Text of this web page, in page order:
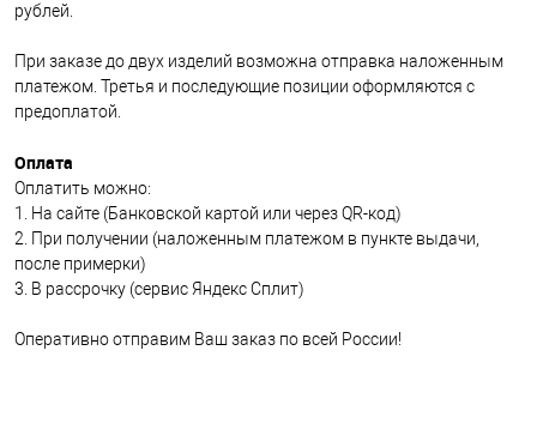
рублей.
При заказе до двух изделий возможна отправка наложенным
платежом. Третья и последующие позиции оформляются с
предоплатой.
Оплата
Оплатить можно:
1. На сайте (Банковской картой или через QR-код)
2. При получении (наложенным платежом в пункте выдачи,
после примерки)
3. В рассрочку (сервис Яндекс Сплит)
Оперативно отправим Ваш заказ по всей России!